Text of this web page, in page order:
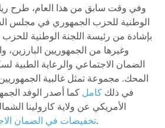
وفي وقت سابق من هذا العام، طرح
الوطنية للحزب الجمهوري في مجلس
بإشادة من رئيسة اللجنة الوطنية
وغيرها من الجمهوريين البارزين،
الضمان الاجتماعي والرعاية الطبية
المحك. مجموعة تمثل غالبية
في ذلك كامل كما أصدر الوفد
الأمريكي عن ولاية كارولينا
تخفيضات في الضمان.